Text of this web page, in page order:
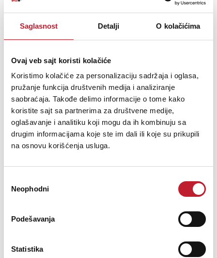
Saglasnost Detalji O kolačićima
Ovaj veb sajt koristi kolačiće
Koristimo kolačiće za personalizaciju sadržaja i oglasa,
pružanje funkcija društvenih medija i analiziranje
saobraćaja. Takođe delimo informacije o tome kako
koristite sajt sa partnerima za društvene medije,
oglašavanje i analitiku koji mogu da ih kombinuju sa
drugim informacijama koje ste im dali ili koje su prikupili
na osnovu korišćenja usluga.
сагласности
Neophodni
Podešavanja
Statistika
Universal Tablet Holder for different models. The Universal Tablet
rooms or at home - thanks to ...
Šifra: 16173